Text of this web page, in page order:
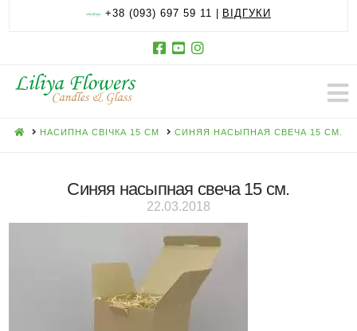
+38 (093) 697 59 11 | ВІДГУКИ
HOMEНАСИПНА СВІЧКА 15 СМ СИНЯЯ НАСЫПНАЯ СВЕЧА 15 СМ.
Синяя насыпная свеча 15 см.
22.03.2018